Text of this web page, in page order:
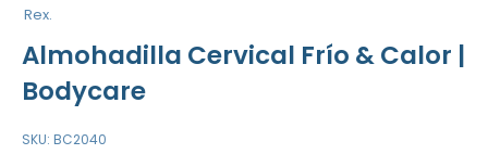
Rex.
Almohadilla Cervical Frío & Calor |
Bodycare
SKU: BC2040